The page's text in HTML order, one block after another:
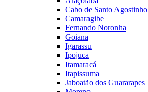
Cabo de Santo Agostinho
Camaragibe
Fernando Noronha
Goiana
Igarassu
Ipojuca
Itamaracá
Itapissuma
Jaboatão dos Guararapes